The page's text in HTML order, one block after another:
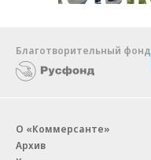
Благотворительный фонд
О «Коммерсанте»
Архив